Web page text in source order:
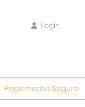
Login
Pagamento Seguro